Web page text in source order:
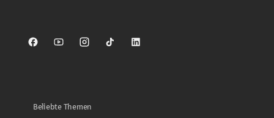
Sparkasse auf Facebook
Sparkasse auf Youtube
Sparkasse auf Instagram
Sparkasse auf TikTok
Sparkasse auf LinkedIn
Beliebte Themen